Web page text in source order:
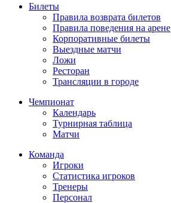
Билеты
Правила возврата билетов
Правила поведения на арене
Корпоративные билеты
Выездные матчи
Ложи
Ресторан
Трансляции в городе
Чемпионат
Календарь
Турнирная таблица
Матчи
Команда
Игроки
Статистика игроков
Тренеры
Персонал